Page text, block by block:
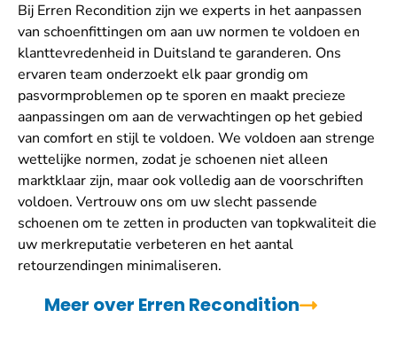
Bij Erren Recondition zijn we experts in het aanpassen
van schoenfittingen om aan uw normen te voldoen en
klanttevredenheid in Duitsland te garanderen. Ons
ervaren team onderzoekt elk paar grondig om
pasvormproblemen op te sporen en maakt precieze
aanpassingen om aan de verwachtingen op het gebied
van comfort en stijl te voldoen. We voldoen aan strenge
wettelijke normen, zodat je schoenen niet alleen
marktklaar zijn, maar ook volledig aan de voorschriften
voldoen. Vertrouw ons om uw slecht passende
schoenen om te zetten in producten van topkwaliteit die
uw merkreputatie verbeteren en het aantal
retourzendingen minimaliseren.
Meer over Erren Recondition